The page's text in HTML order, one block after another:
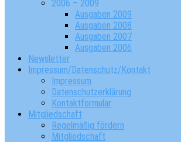
2006 – 2009
Ausgaben 2009
Ausgaben 2008
Ausgaben 2007
Ausgaben 2006
Newsletter
Impressum/Datenschutz/Kontakt
Impressum
Datenschutzerklärung
Kontaktformular
Mitgliedschaft
Regelmäßig fördern
Mitgliedschaft